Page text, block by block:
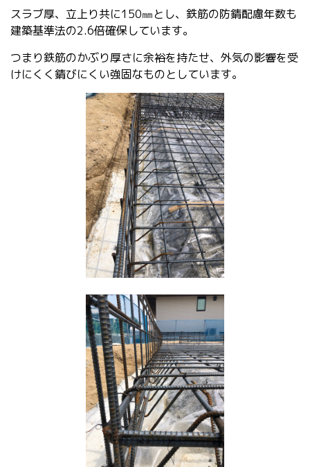
スラブ厚、立上り共に150㎜とし、鉄筋の防錆配慮年数も
建築基準法の2.6倍確保しています。
つまり鉄筋のかぶり厚さに余裕を持たせ、外気の影響を受
けにくく錆びにくい強固なものとしています。